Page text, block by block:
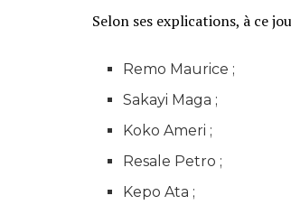
Selon ses explications, à ce
Remo Maurice ;
Sakayi Maga ;
Koko Ameri ;
Resale Petro ;
Kepo Ata ;